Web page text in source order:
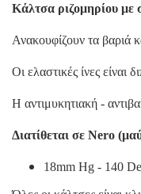
Κάλτσα ριζομηρίου με
Ανακουφίζουν τα βαριά
Οι ελαστικές ίνες είναι
Η αντιμυκητιακή -
Διατίθεται σε Nero
18mm Hg - 140